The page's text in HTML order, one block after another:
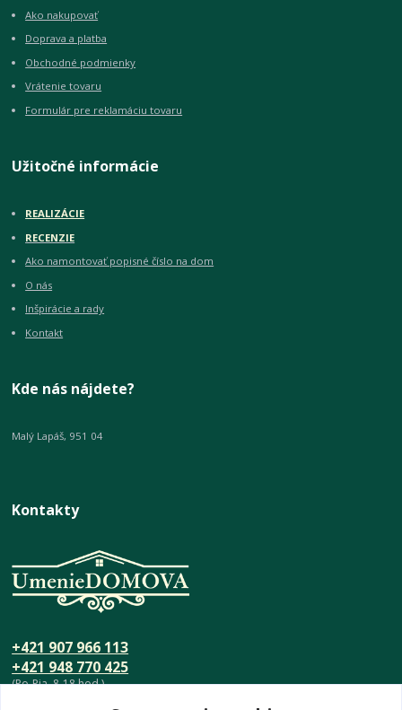
Ako nakupovať
Doprava a platba
Obchodné podmienky
Vrátenie tovaru
Formulár pre reklamáciu tovaru
Užitočné informácie
REALIZÁCIE
RECENZIE
Ako namontovať popisné číslo na dom
O nás
Inšpirácie a rady
Kontakt
Kde nás nájdete?
Malý Lapáš, 951 04
Kontakty
+421 948 770 425
+421 907 966 113
(Po-Pia, 8-18 hod.)